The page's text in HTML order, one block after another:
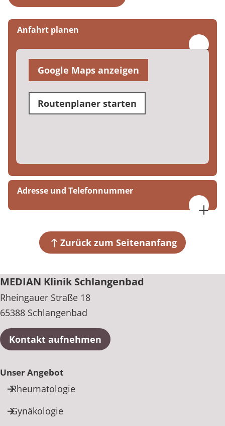
Anfahrt planen
Google Maps anzeigen
Routenplaner starten
Adresse und Telefonnummer
65388 SchlangenbadZurück zum Seitenanfang
MEDIAN Klinik Schlangenbad
Rheingauer Straße 18
65388 Schlangenbad
Kontakt aufnehmen
Unser Angebot
Rheumatologie
Gynäkologie